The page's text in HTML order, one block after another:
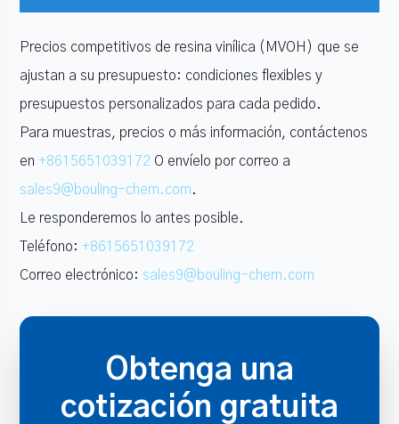
Precios competitivos de resina vinílica (MVOH) que se
ajustan a su presupuesto: condiciones flexibles y
presupuestos personalizados para cada pedido.
Para muestras, precios o más información, contáctenos
en+8615651039172 O envíelo por correo a
sales9@bouling-chem.com.
Le responderemos lo antes posible.
Teléfono:+8615651039172
Correo electrónico: sales9@bouling-chem.com
Obtenga una
cotización gratuita